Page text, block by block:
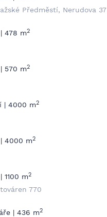
Předměstí, Nerudova 37
478 m2
570 m2
| 4000 m2
4000 m2
1100 m2
770
| 436 m2